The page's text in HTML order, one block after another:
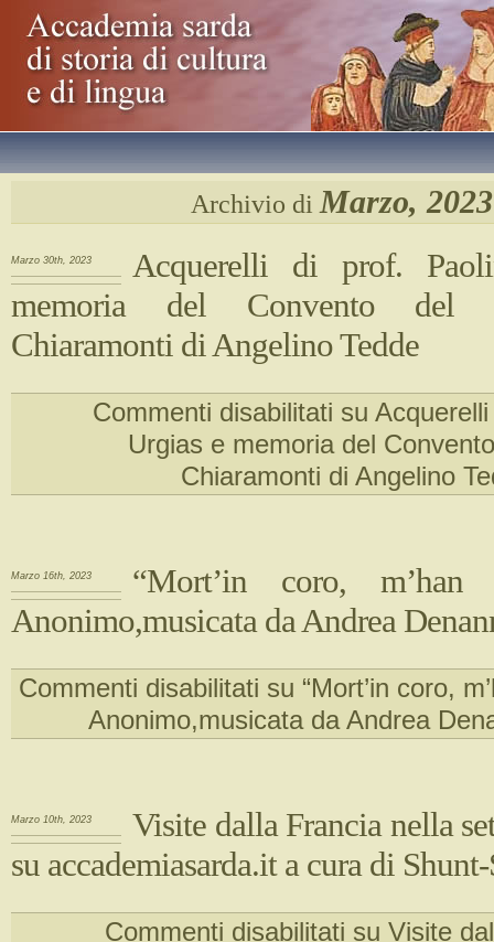
Archivio di Marzo, 2023
Marzo 30th, 2023
Acquerelli di prof.
memoria del Convento del
Chiaramonti di Angelino Tedde
Commenti disabilitati su
Urgias e memoria del
Chiaramonti di Angelino
Marzo 16th, 2023
“Mort’in coro, m’han
Anonimo,musicata da Andrea
Commenti disabilitati su “Mort’in coro,
Anonimo,musicata da Andrea
Marzo 10th, 2023
Visite dalla Francia nella
su accademiasarda.it a cura di
Commenti disabilitati su Visite